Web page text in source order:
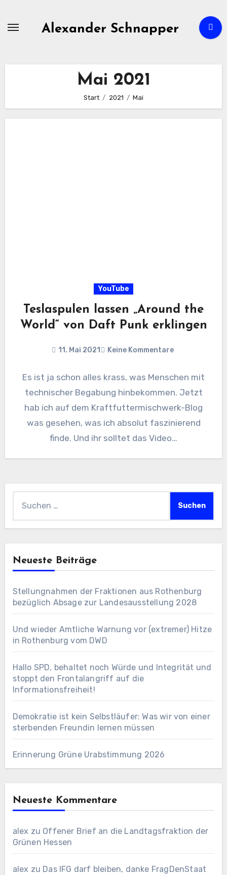
Alexander Schnapper
Mai 2021
Start 2021 Mai
YouTube
Teslaspulen lassen „Around the
World“ von Daft Punk erklingen
11. Mai 2021 Keine Kommentare
Es ist ja schon alles krass, was Menschen mit
technischer Begabung hinbekommen. Jetzt
hab ich auf dem Kraftfuttermischwerk-Blog
was gesehen, was ich absolut faszinierend
finde. Und ihr solltet das Video…
Neueste Beiträge
Stellungnahmen der Fraktionen aus Rothenburg
bezüglich Absage zur Landesausstellung 2028
Und wieder Amtliche Warnung vor (extremer) Hitze
in Rothenburg vom DWD
Hallo SPD, behaltet noch Würde und Integrität und
stoppt den Frontalangriff auf die
Informationsfreiheit!
Demokratie ist kein Selbstläufer: Was wir von einer
sterbenden Freundin lernen müssen
Erinnerung Grüne Urabstimmung 2026
Neueste Kommentare
alex zu Offener Brief an die Landtagsfraktion der
Grünen Hessen
alex zu Das IFG darf bleiben, danke FragDenStaat